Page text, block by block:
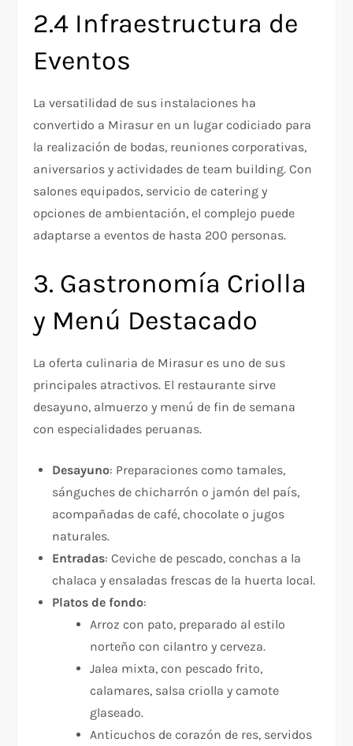
2.4 Infraestructura de
Eventos
La versatilidad de sus instalaciones ha
convertido a Mirasur en un lugar codiciado para
la realización de bodas, reuniones corporativas,
aniversarios y actividades de team building. Con
salones equipados, servicio de catering y
opciones de ambientación, el complejo puede
adaptarse a eventos de hasta 200 personas.
3. Gastronomía Criolla
y Menú Destacado
La oferta culinaria de Mirasur es uno de sus
principales atractivos. El restaurante sirve
desayuno, almuerzo y menú de fin de semana
con especialidades peruanas.
Desayuno: Preparaciones como tamales,
sánguches de chicharrón o jamón del país,
acompañadas de café, chocolate o jugos
naturales.
Entradas: Ceviche de pescado, conchas a la
chalaca y ensaladas frescas de la huerta local.
Platos de fondo:
Arroz con pato, preparado al estilo
norteño con cilantro y cerveza.
Jalea mixta, con pescado frito,
calamares, salsa criolla y camote
glaseado.
Anticuchos de corazón de res, servidos